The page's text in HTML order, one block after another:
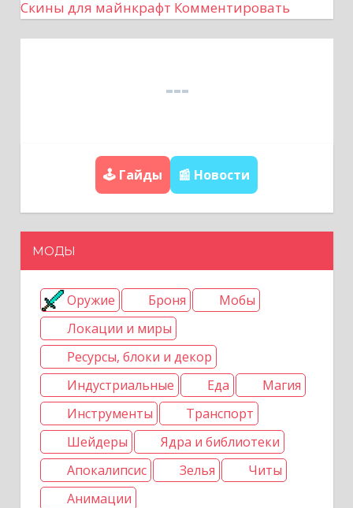
г
о
з
Скины для майнкрафт Комментировать
🕹️ Гайды 📰 Новости
МОДЫ
Оружие Броня
Мобы
Локации и миры
Ресурсы, блоки и декор
Индустриальные
Еда
Магия
Инструменты
Транспорт
Шейдеры
Ядра и библиотеки
Апокалипсис
Зелья
Читы
Анимации